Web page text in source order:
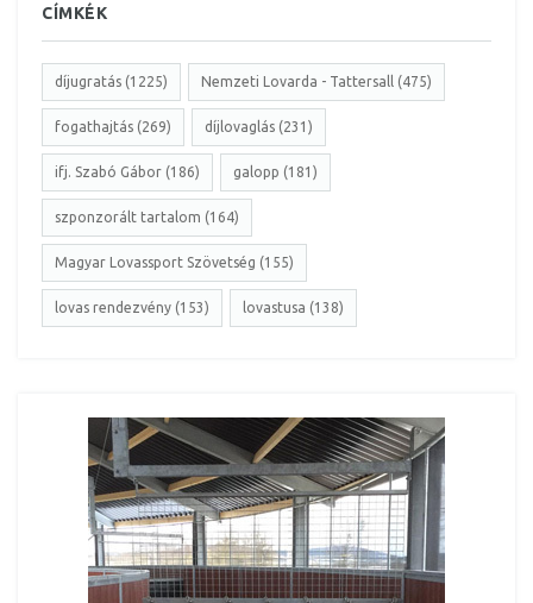
CÍMKÉK
díjugratás (1225) Nemzeti Lovarda - Tattersall (475)
fogathajtás (269) díjlovaglás (231)
ifj. Szabó Gábor (186) galopp (181)
szponzorált tartalom (164)
Magyar Lovassport Szövetség (155)
lovas rendezvény (153) lovastusa (138)